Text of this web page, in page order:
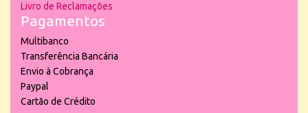
Livro de Reclamações
Pagamentos
Multibanco
Transferência Bancária
Envio à Cobrança
Paypal
Cartão de Crédito